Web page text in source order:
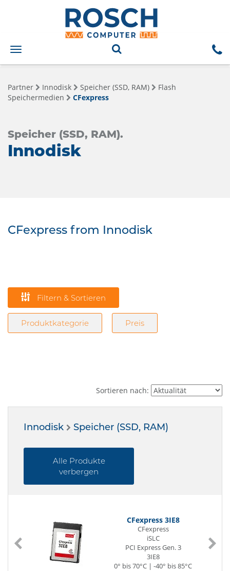
Toggle
navigation
Partner Innodisk Speicher (SSD, RAM)
Flash
Speichermedien
CFexpress
Speicher (SSD, RAM).
Innodisk
CFexpress from Innodisk
Filtern & Sortieren
Produktkategorie Preis
Sortieren nach:
Innodisk Speicher (SSD, RAM)
Alle Produkte
verbergen
CFexpress 3IE8
CFexpress
iSLC
PCI Express Gen. 3
3IE8
0° bis 70°C | -40° bis 85°C